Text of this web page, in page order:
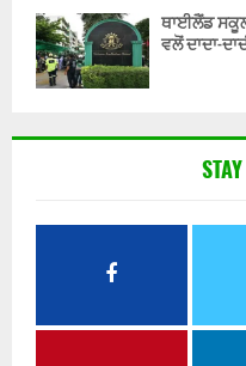
ਥਾਈਲੈਂਡ ਸਕੂਲ
ਵਲੋਂ ਦਾਦਾ-